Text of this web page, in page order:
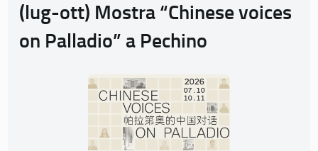
(lug-ott) Mostra “Chinese voices
on Palladio” a Pechino